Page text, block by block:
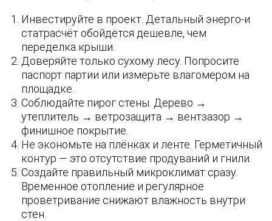
Инвестируйте в проект. Детальный энерго-и
статрасчёт обойдётся дешевле, чем
переделка крыши.
Доверяйте только сухому лесу. Попросите
паспорт партии или измерьте влагомером на
площадке.
Соблюдайте пирог стены. Дерево →
утеплитель → ветрозащита → вентзазор →
финишное покрытие.
Не экономьте на плёнках и ленте. Герметичный
контур — это отсутствие продуваний и гнили.
Создайте правильный микроклимат сразу.
Временное отопление и регулярное
проветривание снижают влажность внутри
стен.